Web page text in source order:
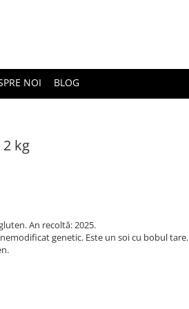
NOI BLOG
kg
An recoltă: 2025.
genetic. Este un soi cu bobul tare.